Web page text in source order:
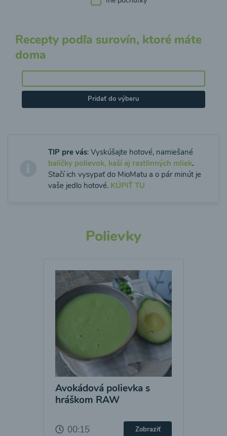
Recepty podľa surovín, ktoré máte
doma
Pridať do výberu
TIP pre vás: Vyskúšajte hotové, namiešané
balíčky polievok, kaší aj rastlinných mliek.
Stačí ich vysypať do MioMatu a o pár minút je
vaše jedlo hotové. KÚPIŤ TU
Polievky
Avokádová polievka s
hráškom RAW
00:15 Zobraziť